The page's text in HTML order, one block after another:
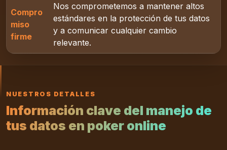
Compro
miso
firme
Nos comprometemos a mantener altos
estándares en la protección de tus datos
y a comunicar cualquier cambio
relevante.
NUESTROS DETALLES
Información clave del manejo de
tus datos en poker online